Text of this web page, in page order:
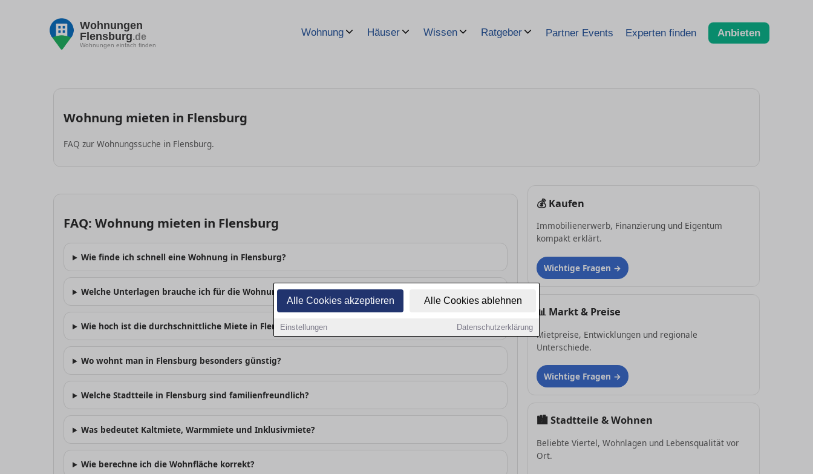
Alle Cookies akzeptieren Alle Cookies ablehnen
Einstellungen Datenschutzerklärung
Wohnungen
Flensburg.de
Wohnungen einfach finden
Wohnung Häuser Wissen Ratgeber Partner Events Experten finden Anbieten
Wohnung mieten in Flensburg
FAQ zur Wohnungssuche in Flensburg.
FAQ: Wohnung mieten in Flensburg
Wie finde ich schnell eine Wohnung in Flensburg?
Welche Unterlagen brauche ich für die Wohnungsbewerbung in Flensburg?
Wie hoch ist die durchschnittliche Miete in Flensburg?
Wo wohnt man in Flensburg besonders günstig?
Welche Stadtteile in Flensburg sind familienfreundlich?
Was bedeutet Kaltmiete, Warmmiete und Inklusivmiete?
Wie berechne ich die Wohnfläche korrekt?
💰 Kaufen
Immobilienerwerb, Finanzierung und Eigentum
kompakt erklärt.
Wichtige Fragen
📊 Markt & Preise
Mietpreise, Entwicklungen und regionale
Unterschiede.
Wichtige Fragen
🏙Stadtteile & Wohnen
Beliebte Viertel, Wohnlagen und Lebensqualität vor
Ort.